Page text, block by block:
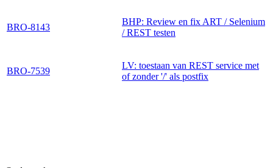
BRO-8143
BHP: Review en fix ART / Selenium
/ REST testen
BRO-7539
LV: toestaan van REST service met
of zonder '/' als postfix